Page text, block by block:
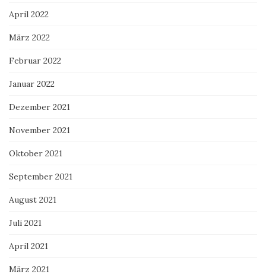
April 2022
März 2022
Februar 2022
Januar 2022
Dezember 2021
November 2021
Oktober 2021
September 2021
August 2021
Juli 2021
April 2021
März 2021